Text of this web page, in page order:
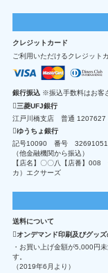
クレジットカード
ご利用いただけるクレジット
銀行振込 ※振込手数料はお客
三菱UFJ銀行
江戸川橋支店 普通 1207627
ゆうちょ銀行
記号10090 番号 32691051
（他金融機関から振込）
【店名】〇〇八【店番】
カ）エクサーズ
送料について
オンデマンド印刷及びグッ
・お買い上げ金額が5,000円
す。
（2019年6月より）